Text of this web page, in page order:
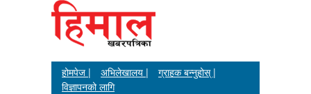
होमपेज | अभिलेखालय |
ग्राहक बन्नुहोस् |
विज्ञापनको लागि